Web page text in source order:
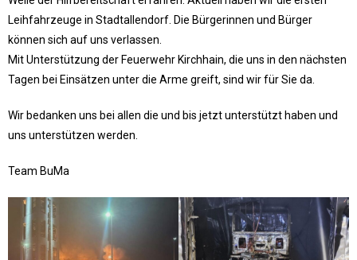
Leihfahrzeuge in Stadtallendorf. Die Bürgerinnen und Bürger
können sich auf uns verlassen.
Mit Unterstützung der Feuerwehr Kirchhain, die uns in den nächsten
Tagen bei Einsätzen unter die Arme greift, sind wir für Sie da.
Wir bedanken uns bei allen die und bis jetzt unterstützt haben und
uns unterstützen werden.
Team BuMa